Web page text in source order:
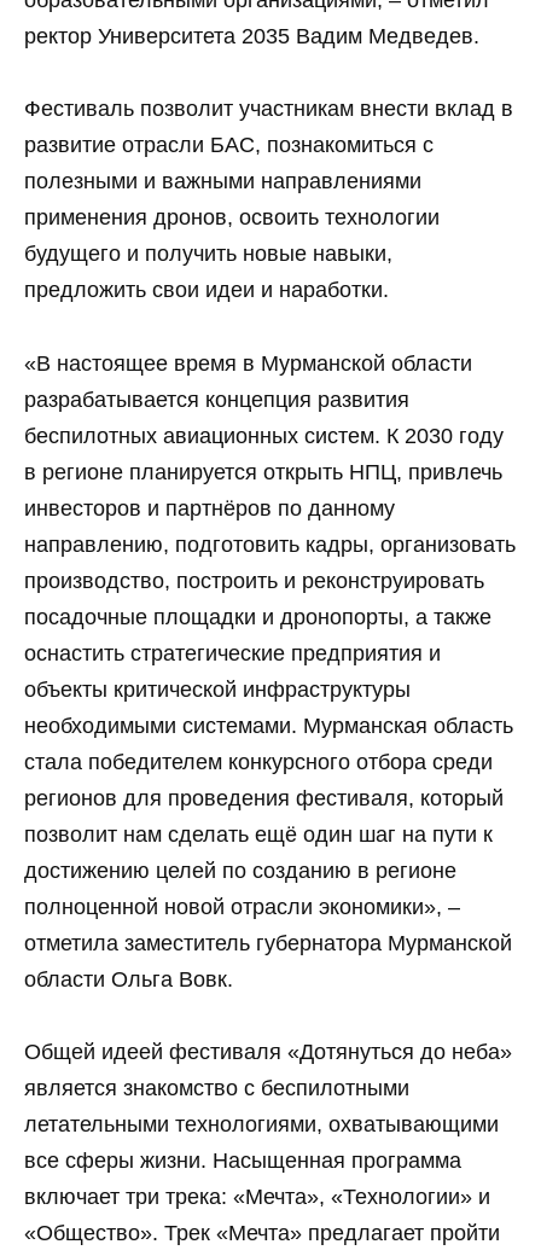
ректор Университета 2035 Вадим Медведев.
Фестиваль позволит участникам внести вклад в
развитие отрасли БАС, познакомиться с
полезными и важными направлениями
применения дронов, освоить технологии
будущего и получить новые навыки,
предложить свои идеи и наработки.
«В настоящее время в Мурманской области
разрабатывается концепция развития
беспилотных авиационных систем. К 2030 году
в регионе планируется открыть НПЦ, привлечь
инвесторов и партнёров по данному
направлению, подготовить кадры, организовать
производство, построить и реконструировать
посадочные площадки и дронопорты, а также
оснастить стратегические предприятия и
объекты критической инфраструктуры
необходимыми системами. Мурманская область
стала победителем конкурсного отбора среди
регионов для проведения фестиваля, который
позволит нам сделать ещё один шаг на пути к
достижению целей по созданию в регионе
полноценной новой отрасли экономики», –
отметила заместитель губернатора Мурманской
области Ольга Вовк.
Общей идеей фестиваля «Дотянуться до неба»
является знакомство с беспилотными
летательными технологиями, охватывающими
все сферы жизни. Насыщенная программа
включает три трека: «Мечта», «Технологии» и
«Общество». Трек «Мечта» предлагает пройти